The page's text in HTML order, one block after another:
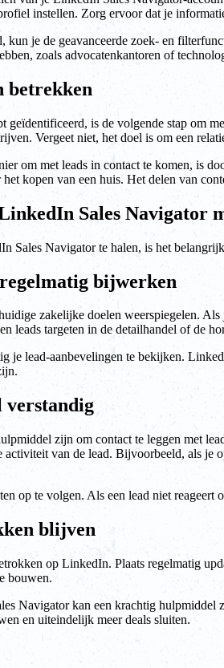
instellen. Zorg ervoor dat je
kun je de geavanceerde zoek- en
zoals advocatenkantoren of
betrekken
geïdentificeerd, is de volgende stap om
Vergeet niet, het doel is om een
om met leads in contact te komen, is
kopen van een huis. Het delen van
Sales Navigator
Sales Navigator te halen, is het
bijwerken
zakelijke doelen weerspiegelen.
leads targeten in de detailhandel of de
je lead-aanbevelingen te bekijken.
zijn om contact te leggen met
activiteit van de lead. Bijvoorbeeld, als je
op te volgen. Als een lead niet
blijven
op LinkedIn. Plaats regelmatig
bouwen.
Navigator kan een krachtig hulpmiddel
en uiteindelijk meer deals sluiten.